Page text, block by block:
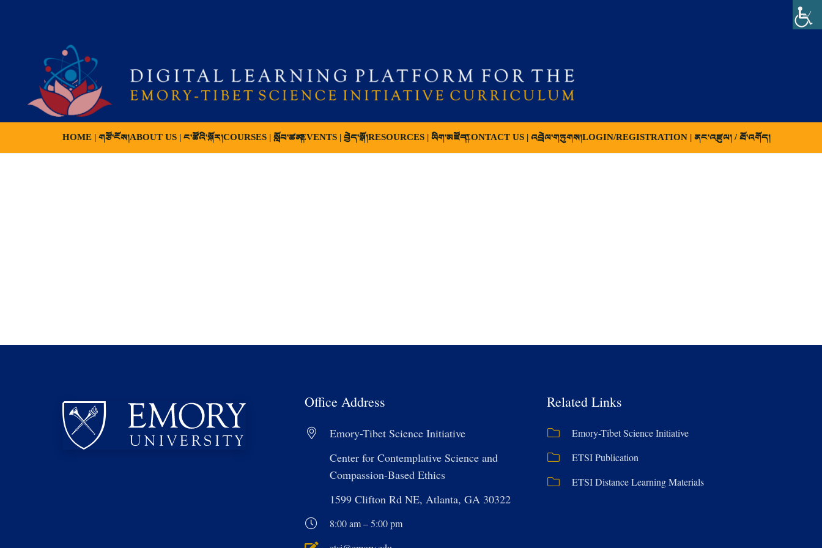
HOME | གཙོ་ངོས།ABOUT US | ང་ཚོའི་སྐོར།COURSES | སློབ་ཚན།EVENTS | བྱེད་སྒོ།RESOURCES | ཡིག་མཛོད།CONTACT US | འབྲེལ་གཏུགས།LOGIN/REGISTRATION | ནང་འཛུལ། / ཐོ་འགོད།
Office Address
Emory-Tibet Science Initiative
Center for Contemplative Science and
Compassion-Based Ethics
1599 Clifton Rd NE, Atlanta, GA 30322
8:00 am – 5:00 pm
Related Links
Emory-Tibet Science Initiative
ETSI Publication
ETSI Distance Learning Materials